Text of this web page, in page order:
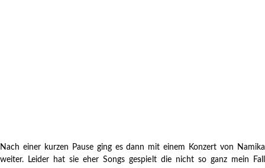
Nach einer kurzen Pause ging es dann mit einem Konzert von Namika
weiter. Leider hat sie eher Songs gespielt die nicht so ganz mein Fall